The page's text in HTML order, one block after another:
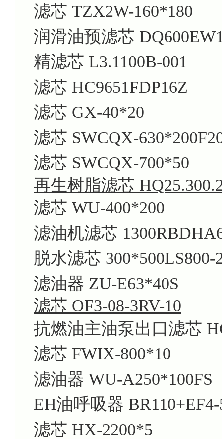
滤芯 TZX2W-160*180
润滑油预滤芯
精滤芯 L3.1100B-001
滤芯 HC9651FDP16Z
滤芯 GX-40*20
滤芯 SWCQX-
滤芯 SWCQX-700*50
再生树脂滤芯
滤芯 WU-400*200
滤油机滤芯
脱水滤芯 300*500LS800-
滤油器 ZU-E63*40S
滤芯 OF3-08-3RV-10
抗燃油主油泵出口滤芯
滤芯 FWIX-800*10
滤油器 WU-A250*100FS
EH油呼吸器 BR110+EF4-
滤芯 HX-2200*5